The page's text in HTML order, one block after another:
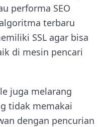
performa SEO
terbaru
SSL agar bisa
di mesin pencari
juga melarang
tidak memakai
dengan pencurian